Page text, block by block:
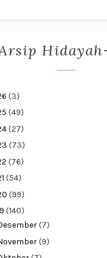
(3)
(49)
(27)
(73)
(76)
(54)
(99)
(140)
(7)
(9)